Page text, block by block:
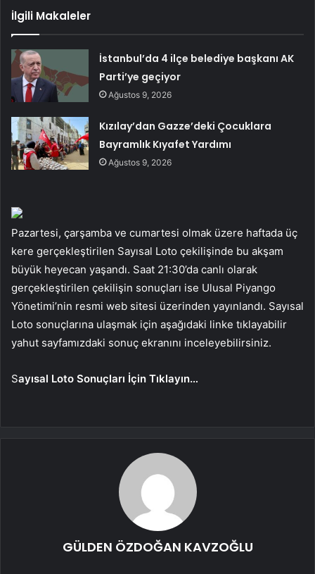
İlgili Makaleler
İstanbul’da 4 ilçe belediye başkanı AK
Parti’ye geçiyor
Ağustos 9, 2026
Kızılay’dan Gazze’deki Çocuklara
Bayramlık Kıyafet Yardımı
Ağustos 9, 2026
Pazartesi, çarşamba ve cumartesi olmak üzere haftada üç
kere gerçekleştirilen Sayısal Loto çekilişinde bu akşam
büyük heyecan yaşandı. Saat 21:30’da canlı olarak
gerçekleştirilen çekilişin sonuçları ise Ulusal Piyango
Yönetimi’nin resmi web sitesi üzerinden yayınlandı. Sayısal
Loto sonuçlarına ulaşmak için aşağıdaki linke tıklayabilir
yahut sayfamızdaki sonuç ekranını inceleyebilirsiniz.
Sayısal Loto Sonuçları İçin Tıklayın…
GÜLDEN ÖZDOĞAN KAVZOĞLU